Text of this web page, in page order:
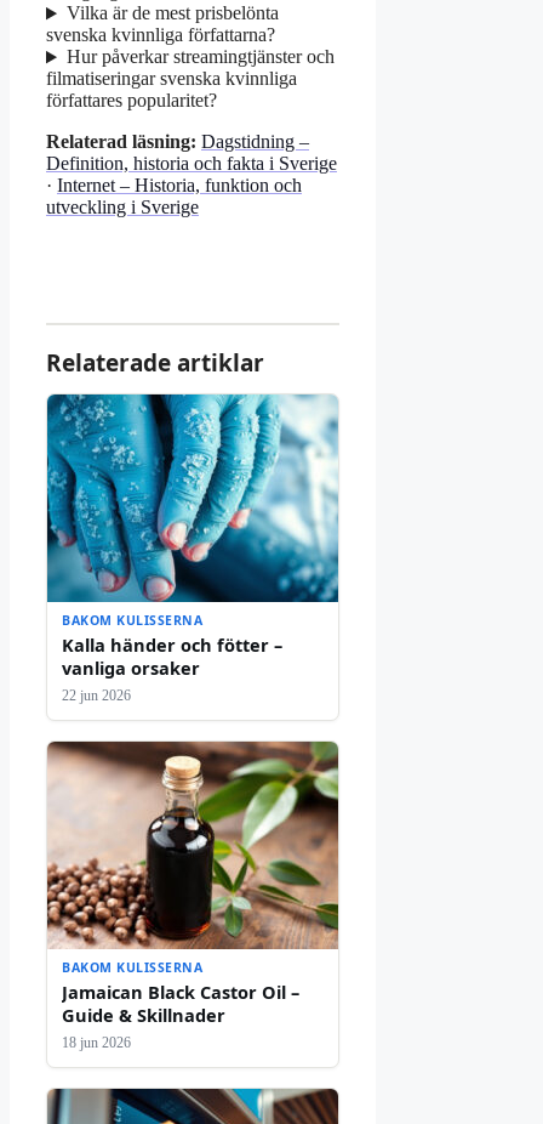
Vilka är de mest prisbelönta
svenska kvinnliga författarna?
Hur påverkar streamingtjänster och
filmatiseringar svenska kvinnliga
författares popularitet?
Relaterad läsning: Dagstidning –
Definition, historia och fakta i Sverige
· Internet – Historia, funktion och
utveckling i Sverige
Relaterade artiklar
BAKOM KULISSERNA
Kalla händer och fötter –
vanliga orsaker
22 jun 2026
BAKOM KULISSERNA
Jamaican Black Castor Oil –
Guide & Skillnader
18 jun 2026